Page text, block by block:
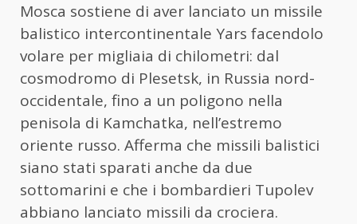
Mosca sostiene di aver lanciato un missile
balistico intercontinentale Yars facendolo
volare per migliaia di chilometri: dal
cosmodromo di Plesetsk, in Russia nord-
occidentale, fino a un poligono nella
penisola di Kamchatka, nell’estremo
oriente russo. Afferma che missili balistici
siano stati sparati anche da due
sottomarini e che i bombardieri Tupolev
abbiano lanciato missili da crociera.